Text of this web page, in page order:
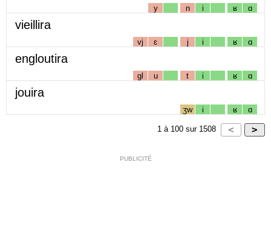
y n i ʁ ɑ
vieillira
vj ɛ j i ʁ ɑ
engloutira
gl u t i ʁ ɑ
jouira
ʒw i ʁ ɑ
1 à 100 sur 1508
PUBLICITÉ